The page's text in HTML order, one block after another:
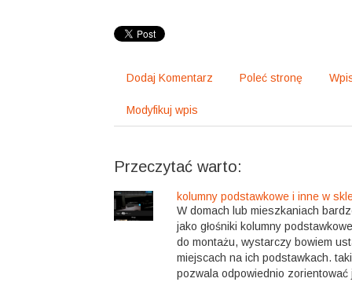
Dodaj Komentarz Poleć stronę
Modyfikuj wpis
Przeczytać warto:
kolumny podstawkowe i inne w
W domach lub mieszkaniach
jako głośniki kolumny
do montażu, wystarczy bowiem
miejscach na ich podstawkach.
pozwala odpowiednio zorientować